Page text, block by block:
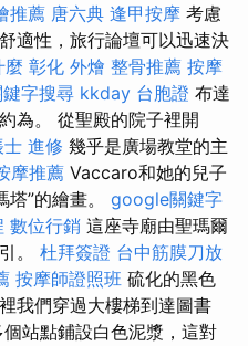
推薦 唐六典 逢甲按摩 考慮
適性，旅行論壇可以迅速決
麼 彰化 外燴 整骨推薦 按摩
字搜尋 kkday 台胞證 布達
為。 從聖殿的院子裡開
士 進修 幾乎是廣場教堂的主
摩推薦 Vaccaro和她的兒子
”的繪畫。 google關鍵字
數位行銷 這座寺廟由聖瑪爾
。 杜拜簽證 台中筋膜刀放
按摩師證照班 硫化的黑色
我們穿過大樓梯到達圖書
站點鋪設白色泥漿，這對